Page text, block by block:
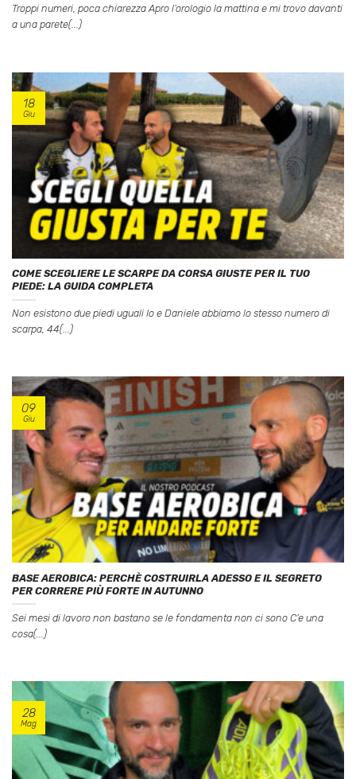
Troppi numeri, poca chiarezza Apro l’orologio la mattina e mi trovo davanti
a una parete(...)
COME SCEGLIERE LE SCARPE DA CORSA GIUSTE PER IL TUO
PIEDE: LA GUIDA COMPLETA
Non esistono due piedi uguali Io e Daniele abbiamo lo stesso numero di
scarpa, 44(...)
18
Giu
BASE AEROBICA: PERCHÈ COSTRUIRLA ADESSO E IL SEGRETO
PER CORRERE PIÙ FORTE IN AUTUNNO
Sei mesi di lavoro non bastano se le fondamenta non ci sono C’e una
cosa(...)
09
Giu
28
Mag